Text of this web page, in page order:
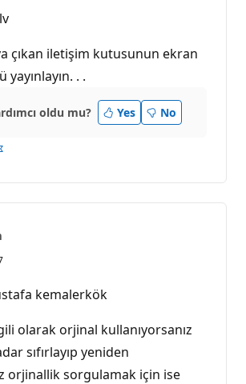
çıkan iletişim kutusunun ekran
. .
oldu mu? Yes No
kemalerkök
olarak orjinal kullanıyorsanız
sıfırlayıp yeniden
orjinallik sorgulamak için ise